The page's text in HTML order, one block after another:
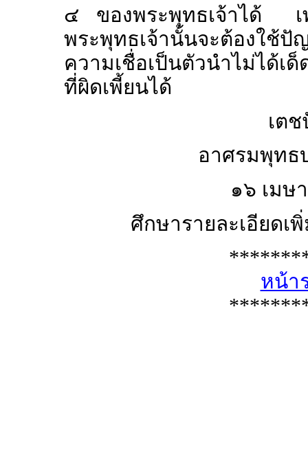
๔ ของพระพุทธเจ้าได้ เ
พระพุทธเจ้านั้นจะต้องใ
ความเชื่อเป็นตัวนำไม่ได้เ
ที่ผิดเพี้ยนได้
เต
อาศรมพุทธ
๑๖ เม
ศึกษารายละเอียดเ
หน้า